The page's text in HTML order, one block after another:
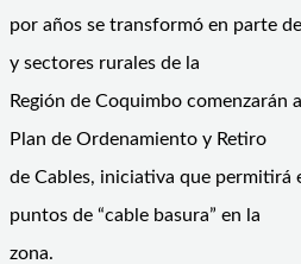
por años se transformó en parte
y sectores rurales de la
Región de Coquimbo comenzarán
Plan de Ordenamiento y Retiro
de Cables, iniciativa que permitirá
puntos de “cable basura” en la
zona.